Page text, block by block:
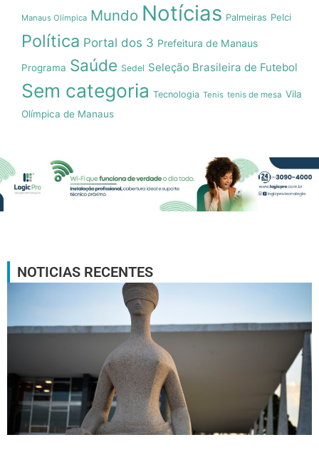
Manaus Olímpica Mundo Notícias Palmeiras Pelci
Política Portal dos 3 Prefeitura de Manaus
Programa Saúde Sedel Seleção Brasileira de Futebol
Sem categoria Tecnologia Tenis tenis de mesa Vila
Olímpica de Manaus
NOTICIAS RECENTES